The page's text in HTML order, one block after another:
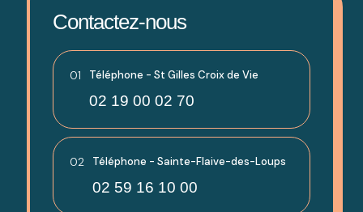
Contactez-nous
01 Téléphone - St Gilles Croix de Vie
02 19 00 02 70
02 Téléphone - Sainte-Flaive-des-Loups
02 59 16 10 00